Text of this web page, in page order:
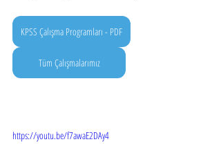
KPSS Çalışma Programları - PDF
Tüm Çalışmalarımız
https://youtu.be/f7awaE2DAy4